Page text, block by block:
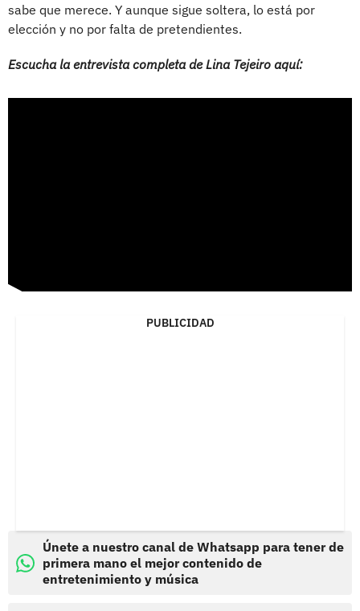
sabe que merece. Y aunque sigue soltera, lo está por
elección y no por falta de pretendientes.
Escucha la entrevista completa de Lina Tejeiro aquí:
PUBLICIDAD
Únete a nuestro canal de Whatsapp para tener de
primera mano el mejor contenido de
entretenimiento y música